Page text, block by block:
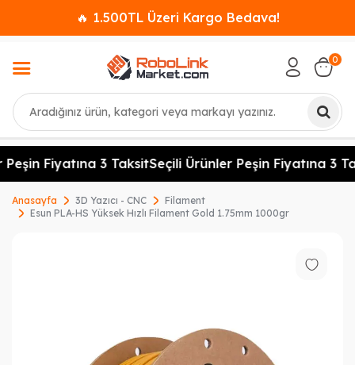
🔥 1.500TL Üzeri Kargo Bedava!
Ara
0
Fiyatına 3 TaksitSeçili Ürünler Peşin Fiyatına 3
Anasayfa 3D Yazıcı - CNC
Filament
Esun PLA-HS Yüksek Hızlı Filament Gold 1.75mm 1000gr